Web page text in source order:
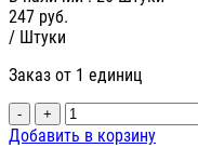
247 руб.
/ Штуки
Заказ от 1 единиц
- +
Добавить в корзину